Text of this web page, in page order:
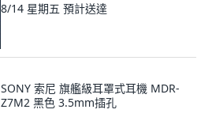
8/14 星期五 預計送達
SONY 索尼 旗艦級耳罩式耳機 MDR-
Z7M2 黑色 3.5mm插孔